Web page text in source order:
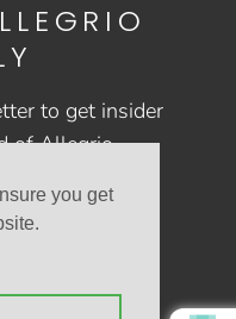
you get
US
to get insider
of Allegrio